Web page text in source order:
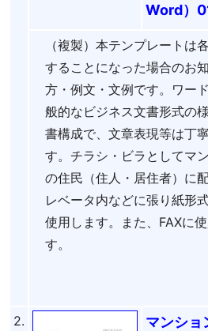
Word）
（複製）本テンプレートは
することになった場合のお
方・例文・文例です。ワー
般的なビジネス文書形式の
書構成で、文章表現等は丁
す。チラシ・ビラとしてマ
の住民（住人・居住者）に
レベータ内などに張り紙形
使用します。また、FAXに
す。
2.
マンショ